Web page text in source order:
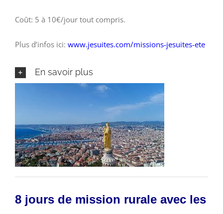
Coût: 5 à 10€/jour tout compris.
Plus d’infos ici: www.jesuites.com/missions-jesuites-ete
En savoir plus
8 jours de mission rurale avec les